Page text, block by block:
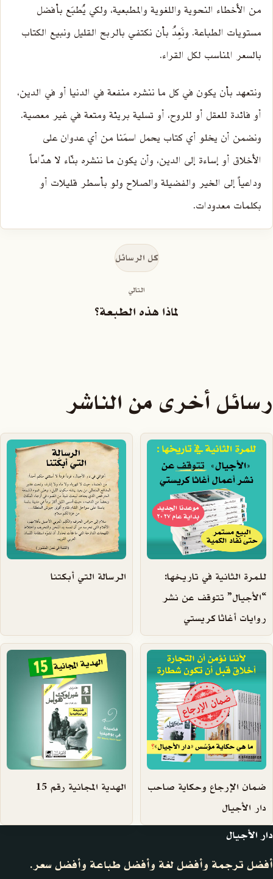
من الأخطاء النحوية واللغوية والمطبعية، ولكي يُطبَع بأفضل
مستويات الطباعة. ونَعِدُ بأن نكتفي بالربح القليل ونبيع الكتاب
بالسعر المناسب لكل القراء.
ونتعهد بأن يكون في كل ما ننشره منفعة في الدنيا أو في الدين،
أو فائدة للعقل أو للروح، أو تسلية بريئة ومتعة في غير معصية.
ونضمن أن يخلو أي كتاب يحمل اسمَنا من أي عدوان على
الأخلاق أو إساءة إلى الدين، وأن يكون ما ننشره بنّاء لا هدّاماً
وداعياً إلى الخير والفضيلة والصلاح ولو بأسطر قليلات أو
بكلمات معدودات.
التالي
لماذا هذه الطبعة؟
كل الرسائل
رسائل أخرى من الناشر
للمرة الثانية في تاريخها:
“الأجيال” تتوقف عن نشر
روايات أغاثا كريستي
الرسالة التي أبكتنا
ضمان الإرجاع وحكاية صاحب
دار الأجيال
الهدية المجانية رقم 15
دار الأجيال
أفضل ترجمة وأفضل لغة وأفضل طباعة وأفضل سعر.